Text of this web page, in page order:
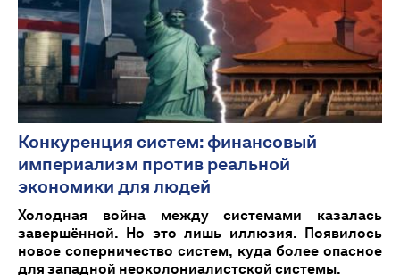
Конкуренция систем: финансовый
империализм против реальной
экономики для людей
Холодная война между системами казалась
завершённой. Но это лишь иллюзия. Появилось
новое соперничество систем, куда более опасное
для западной неоколониалистской системы.